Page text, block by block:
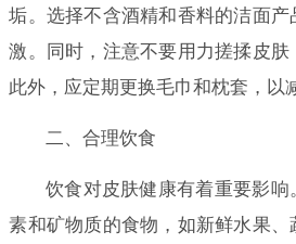
垢。选择不含酒精和香料的洁面产
激。同时，注意不要用力搓揉皮肤
此外，应定期更换毛巾和枕套，以
二、合理饮食
饮食对皮肤健康有着重要影响
素和矿物质的食物，如新鲜水果